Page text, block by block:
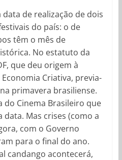
de realização de dois
do país: o de
têm o mês de
No estatuto da
que deu origem à
Criativa, previa-
primavera brasiliense.
do Cinema Brasileiro que
Mas crises (como a
com o Governo
para o final do ano.
candango acontecerá,